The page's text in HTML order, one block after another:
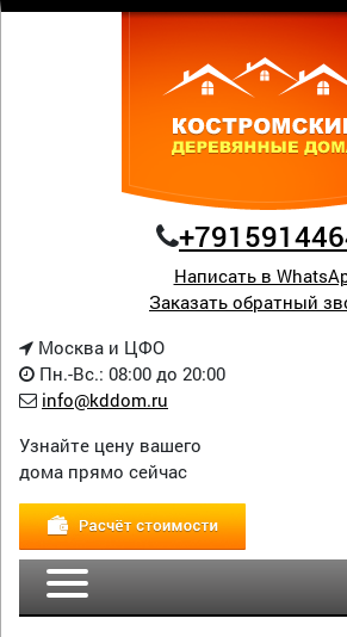
Написать в
Заказать обратный
Москва и ЦФО
Пн.-Вс.: 08:00 до 20:00
info@kddom.ru
Узнайте цену вашего
дома прямо сейчас